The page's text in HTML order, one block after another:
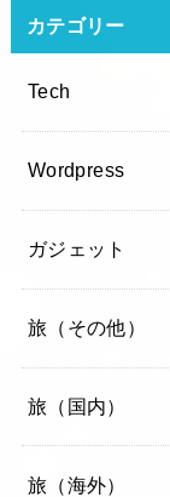
カテゴリー
Tech
Wordpress
ガジェット
旅（その他）
旅（国内）
旅（海外）